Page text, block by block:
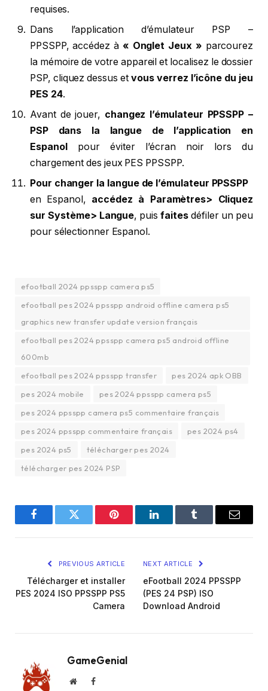
requises.
Dans l’application d’émulateur PSP –
PPSSPP, accédez à « Onglet Jeux » parcourez
la mémoire de votre appareil et localisez le dossier
PSP, cliquez dessus etvous verrez l’icône du jeu
PES 24.
Avant de jouer, changez l’émulateur PPSSPP –
PSP dans la langue de l’application en
Espanolpour éviter l’écran noir lors du
chargement des jeux PES PPSSPP.
Pour changer la langue de l’émulateur PPSSPP
en Espanol, accédez à Paramètres> Cliquez
sur Système> Langue, puisfaites défiler un peu
pour sélectionner Espanol.
efootball 2024 ppsspp camera ps5
efootball pes 2024 ppsspp android offline camera ps5
graphics new transfer update version français
efootball pes 2024 ppsspp camera ps5 android offline
600mb
efootball pes 2024 ppsspp transfer
pes 2024 apk OBB
pes 2024 mobile
pes 2024 ppsspp camera ps5
pes 2024 ppsspp camera ps5 commentaire français
pes 2024 ppsspp commentaire français
pes 2024 ps4
pes 2024 ps5
télécharger pes 2024
télécharger pes 2024 PSP
FacebookTwitter Pinterest LinkedInTumblr Email
PREVIOUS ARTICLE
Télécharger et installer
PES 2024 ISO PPSSPP PS5
Camera
NEXT ARTICLE
eFootball 2024 PPSSPP
(PES 24 PSP) ISO
Download Android
GameGenial
WebsiteFacebook